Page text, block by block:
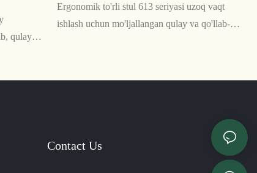
qulaylik
Ergonomik to'rli stul 613 seriyasi uzoq vaqt
ishlash uchun mo'ljallangan qulay va qo'llab-
Contact Us